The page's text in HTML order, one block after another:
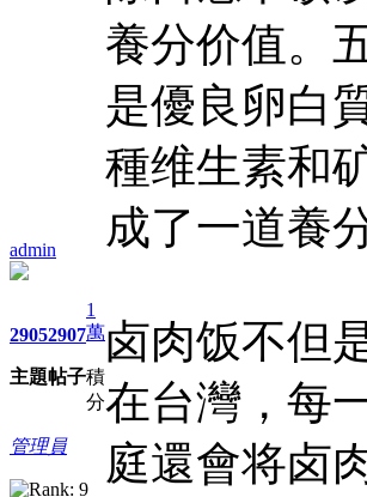
admin
2905
主題
2907
帖子
1
萬
積
分
管理員
養分价值。
是優良卵白
種维生素和
成了一道養
卤肉饭不但
在台灣，每
庭還會将卤